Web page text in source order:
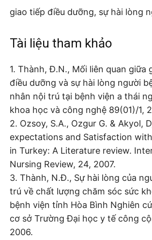
giao tiếp điều dưỡng, sự hài lòng
Tài liệu tham khảo
1. Thành, Đ.N., Mối liên quan giữa
điều dưỡng và sự hài lòng người
nhân nội trú tại bệnh viện a thái
khoa học và công nghệ 89(01)/1,
2. Ozsoy, S.A., Ozgur G. & Akyol,
expectations and Satisfaction
in Turkey: A Literature review.
Nursing Review, 24, 2007.
3. Thành, N.Đ., Sự hài lòng của
trú về chất lượng chăm sóc sức
bệnh viện tỉnh Hòa Bình Nghiên
cơ sở Trường Đại học y tế công
2006.